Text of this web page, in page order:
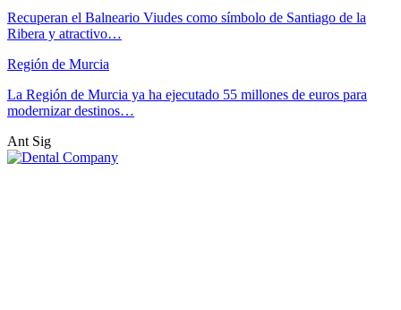
Recuperan el Balneario Viudes como símbolo de Santiago de la
Ribera y atractivo…
Región de Murcia
La Región de Murcia ya ha ejecutado 55 millones de euros para
modernizar destinos…
Ant Sig